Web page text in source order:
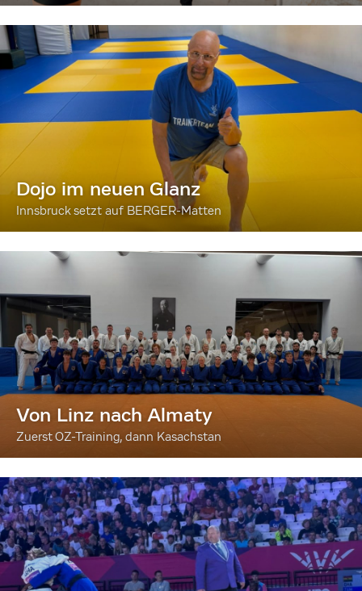
Dojo im neuen Glanz
Innsbruck setzt auf BERGER-Matten
Von Linz nach Almaty
Zuerst OZ-Training, dann Kasachstan